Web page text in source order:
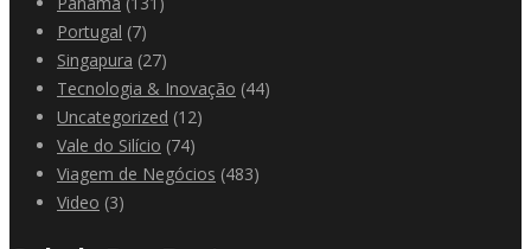
Portugal (7)
Singapura (27)
Tecnologia & Inovação (44)
Uncategorized (12)
Vale do Silício (74)
Viagem de Negócios (483)
Video (3)